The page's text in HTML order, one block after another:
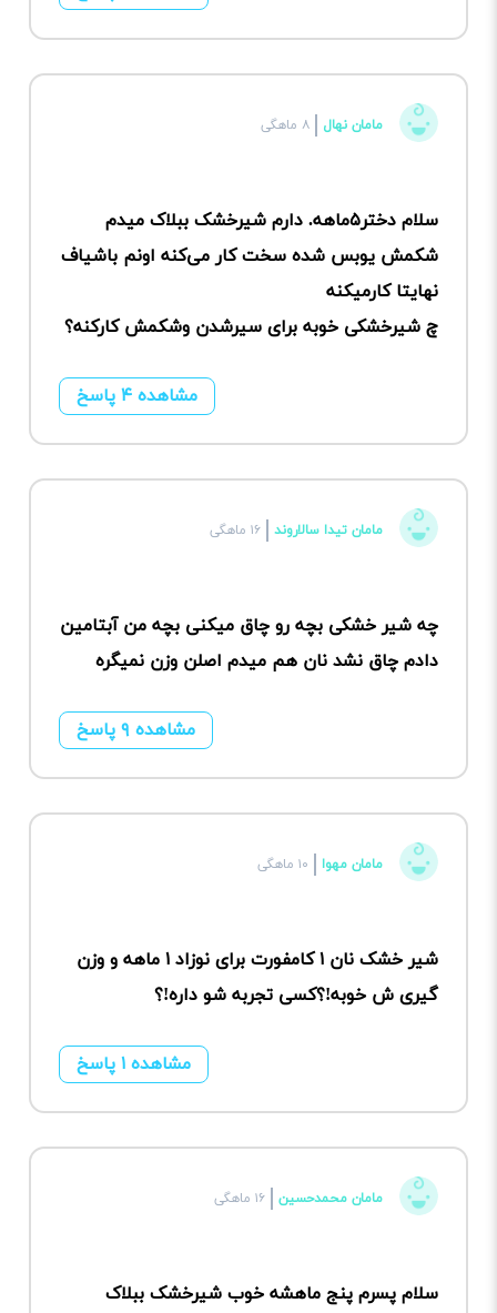
مامان نهال ۸ ماهگی
سلام دختر۵ماهه. دارم شیرخشک ببلاک میدم
شکمش یوبس شده سخت کار می‌کنه اونم باشیاف
نهایتا کارمیکنه
چ شیرخشکی خوبه برای سیرشدن وشکمش کارکنه؟
مشاهده ۴ پاسخ
مامان تیدا سالاروند ۱۶ ماهگی
چه شیر خشکی بچه رو چاق میکنی بچه من آبتامین
دادم چاق نشد نان هم میدم اصلن وزن نمیگره
مشاهده ۹ پاسخ
مامان مهوا ۱۰ ماهگی
شیر خشک نان ۱ کامفورت برای نوزاد ۱ ماهه و وزن
گیری ش خوبه!؟کسی تجربه شو داره!؟
مشاهده ۱ پاسخ
مامان محمدحسین ۱۶ ماهگی
سلام پسرم پنج ماهشه خوب شیرخشک ببلاک